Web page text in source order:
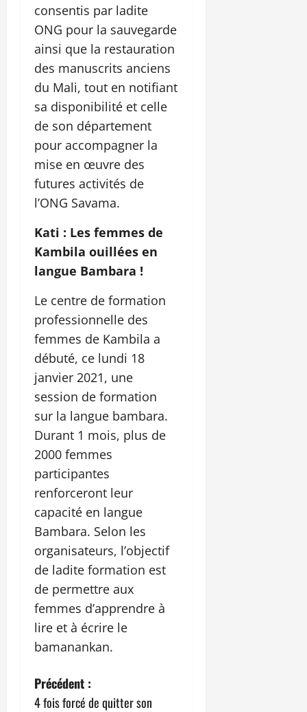
consentis par ladite
ONG pour la sauvegarde
ainsi que la restauration
des manuscrits anciens
du Mali, tout en notifiant
sa disponibilité et celle
de son département
pour accompagner la
mise en œuvre des
futures activités de
l’ONG Savama.
Kati : Les femmes de
Kambila ouillées en
langue Bambara !
Le centre de formation
professionnelle des
femmes de Kambila a
débuté, ce lundi 18
janvier 2021, une
session de formation
sur la langue bambara.
Durant 1 mois, plus de
2000 femmes
participantes
renforceront leur
capacité en langue
Bambara. Selon les
organisateurs, l’objectif
de ladite formation est
de permettre aux
femmes d’apprendre à
lire et à écrire le
bamanankan.
N
Précédent :
4 fois forcé de quitter son